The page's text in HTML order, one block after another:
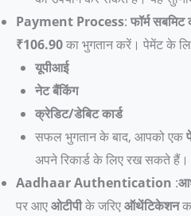
Payment Process: फॉर्म
₹106.90का भुगतान करें। पेमेंट के
यूपीआई
नेट बैंकिंग
क्रेडिट/डेबिट कार्ड
सफल भुगतान के बाद, आपको एक
अपने रिकार्ड के लिए रख सकते हैं।
Aadhaar Authentication :
पर आएओटीपीके जरिएऑथेंटिकेशन